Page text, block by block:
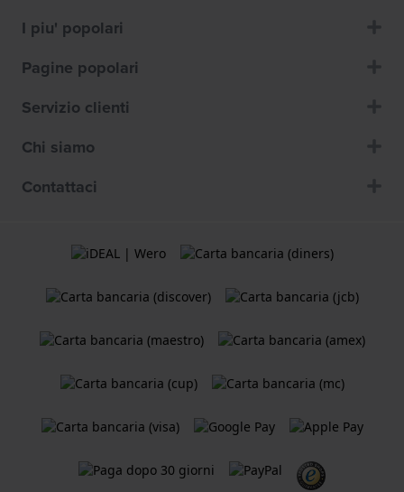
I piu' popolari
Pagine popolari
Servizio clienti
Chi siamo
Contattaci